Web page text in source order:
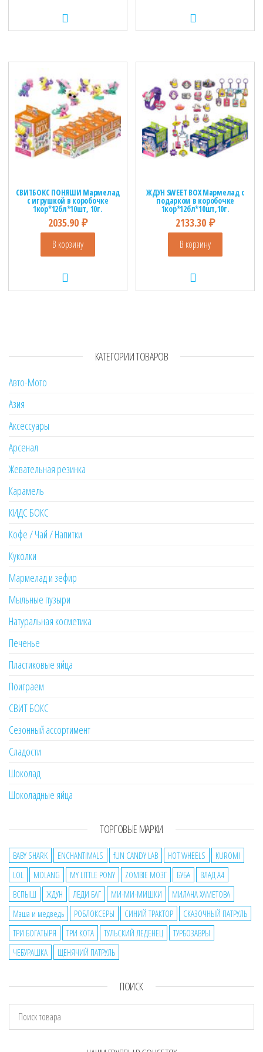
СВИТБОКС ПОНЯШИ Мармелад
с игрушкой в коробочке
1кор*12бл*10шт, 10г.
2035.90 ₽
В корзину
ЖДУН SWEET BOX Мармелад с
подарком в коробочке
1кор*12бл*10шт,10г.
2133.30₽
В корзину
КАТЕГОРИИ ТОВАРОВ
Авто-Мото
Азия
Аксессуары
Арсенал
Жевательная резинка
Карамель
КИДС БОКС
Кофе / Чай / Напитки
Куколки
Мармелад и зефир
Мыльные пузыри
Натуральная косметика
Печенье
Пластиковые яйца
Поиграем
СВИТ БОКС
Сезонный ассортимент
Сладости
Шоколад
Шоколадные яйца
ТОРГОВЫЕ МАРКИ
BABY SHARK ENCHANTIMALS fUN CANDY LAB HOT WHEELS
KUROMI
LOL
MOLANG MY LITTLE PONY ZOMBIE МОЗГ БУБА
ВЛАД А4
ВСПЫШ
ЖДУН ЛЕДИ БАГ МИ-МИ-МИШКИ
МИЛАНА ХАМЕТОВА
Маша и медведь
РОБЛОКСЕРЫ СИНИЙ ТРАКТОР
СКАЗОЧНЫЙ ПАТРУЛЬ
ТРИ БОГАТЫРЯ
ТРИ КОТА ТУЛЬСКИЙ ЛЕДЕНЕЦ
ТУРБОЗАВРЫ
ЧЕБУРАШКА
ЩЕНЯЧИЙ ПАТРУЛЬ
ПОИСК